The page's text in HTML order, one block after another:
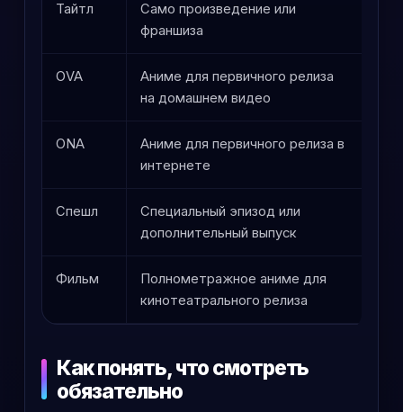
Тайтл
Само произведение или
франшиза
OVA
Аниме для первичного релиза
на домашнем видео
ONA
Аниме для первичного релиза в
интернете
Спешл
Специальный эпизод или
дополнительный выпуск
Фильм
Полнометражное аниме для
кинотеатрального релиза
Как понять, что смотреть
обязательно